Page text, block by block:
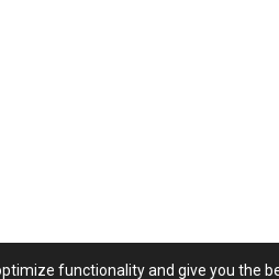
functionality and give you the